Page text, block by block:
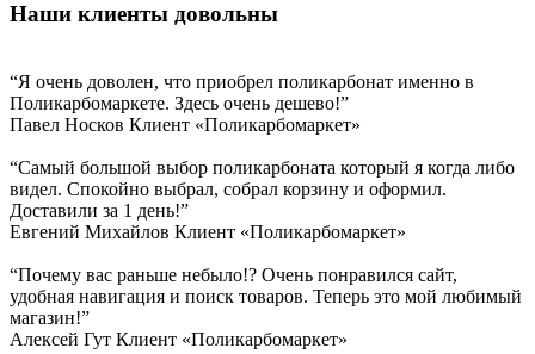
Наши клиенты довольны
“Я очень доволен, что приобрел поликарбонат именно в
Поликарбомаркете. Здесь очень дешево!”
Павел Носков Клиент «Поликарбомаркет»
“Самый большой выбор поликарбоната который я когда либо
видел. Спокойно выбрал, собрал корзину и оформил.
Доставили за 1 день!”
Евгений Михайлов Клиент «Поликарбомаркет»
“Почему вас раньше небыло!? Очень понравился сайт,
удобная навигация и поиск товаров. Теперь это мой любимый
магазин!”
Алексей Гут Клиент «Поликарбомаркет»